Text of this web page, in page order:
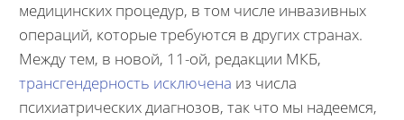
медицинских процедур, в том числе инвазивных
операций, которые требуются в других странах.
Между тем, в новой, 11-ой, редакции МКБ,
трансгендерность исключена из числа
психиатрических диагнозов, так что мы надеемся,